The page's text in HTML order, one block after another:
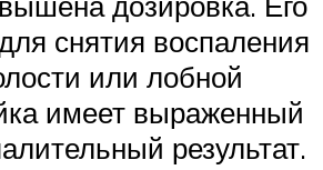
снятия воспаления
или лобной
имеет выраженный
результат.